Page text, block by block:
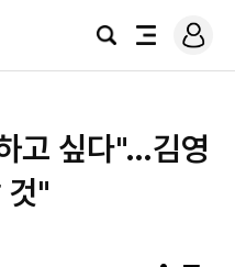
검
전
로
그
고 싶다"…김영
것"